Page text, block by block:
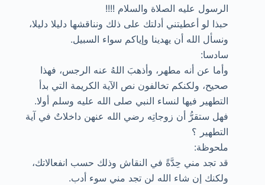
الرسول عليه الصلاة والسلام !!!!
حبذا لو أعطيتني أدلتك على ذلك ونناقشها دليلا دليلا،
ونسأل الله أن يهدينا وإياكم سواء السبيل.
سادسا:
وأما عن أنه مطهر، وأذهبَ اللهُ عنه الرجس، فهذا
صحيح، ولكنكم تخالفون نص الآية الكريمة التي بدأ
التطهير فيها لنساء النبي صلى الله عليه وسلم أولا.
فهل ستقرُّ أن زوجاتِه رضي الله عنهن داخلاتٌ في آية
التطهير ؟
ملحوظة:
قد تجد مني حِدَّةً في النقاش وذلك حسب انفعالاتك،
ولكنك إن شاء الله لن تجد مني سوء أدب.